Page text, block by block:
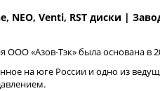
NEO, Venti, RST диски |
ООО «Азов-Тэк» была основана в
на юге России и одно из